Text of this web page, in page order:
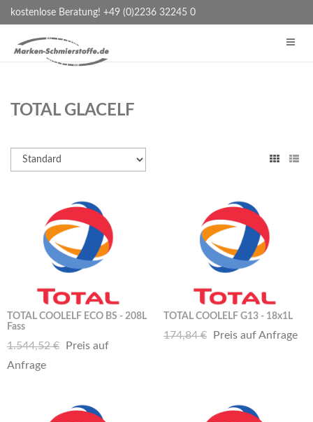
kostenlose Beratung! +49 (0)2236 32245 0
TOTAL GLACELF
TOTAL COOLELF ECO BS - 208L
Fass
1.544,52 €
Preis auf
Anfrage
TOTAL COOLELF G13 - 18x1L
174,84 € Preis auf Anfrage